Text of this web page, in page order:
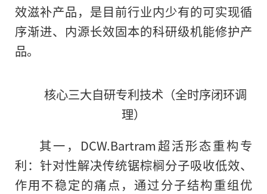
效滋补产品，是目前行业内少有的可实现循
序渐进、内源长效固本的科研级机能修护产
品。
核心三大自研专利技术（全时序闭环调
理）
其一，DCW.Bartram超活形态重构专
利：针对性解决传统锯棕榈分子吸收低效、
作用不稳定的痛点，通过分子结构重组优